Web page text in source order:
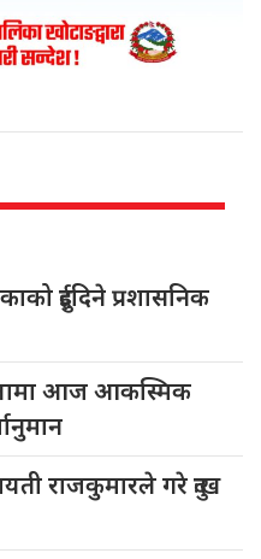
दुईदिने प्रशासनिक
आज आकस्मिक
राजकुमारले गरे दुःख